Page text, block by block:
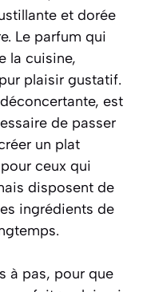
et dorée
Le parfum qui
la cuisine,
plaisir gustatif.
est
de passer
un plat
ceux qui
disposent de
ingrédients de
à pas, pour que